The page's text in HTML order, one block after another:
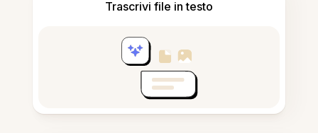
Trascrivi file in testo